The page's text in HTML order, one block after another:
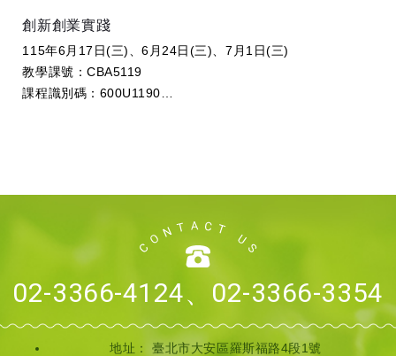
創新創業實踐
115年6月17日(三)、6月24日(三)、7月1日(三)
教學課號：CBA5119
課程識別碼：600U1190
02-3366-4124、02-3366-3354
地址：臺北市大安區羅斯福路4段1號